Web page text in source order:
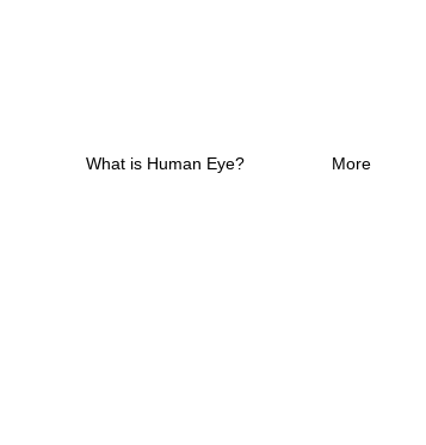
What is Human Eye? More